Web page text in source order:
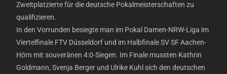
Zweitplatzierte für die deutsche Pokalmeisterschaften zu
qualifizieren.
In den Vorrunden besiegte man im Pokal Damen-NRW-Liga im
Viertelfinale FTV Düsseldorf und im Halbfinale SV SF Aachen-
Hörn mit souveränen 4:0-Siegen. Im Finale mussten Kathrin
Goldmann, Svenja Berger und Ulrike Kuhl sich den deutschen